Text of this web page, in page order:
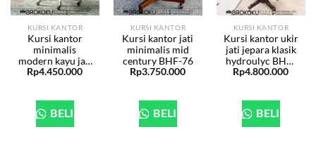
KURSI KANTOR
Kursi kantor
minimalis
modern kayu jati
BHF-77
Rp4.450.000
BELI
KURSI KANTOR
Kursi kantor jati
minimalis mid
century BHF-76
Rp3.750.000
BELI
KURSI KANTOR
Kursi kantor ukir
jati jepara klasik
hydroulyc BHF-
46
Rp4.800.000
BELI